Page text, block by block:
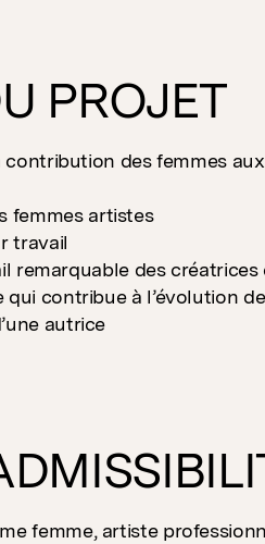
PROJET
des femmes
femmes artistes
travail
remarquable des créatrices
contribue à l’évolution
autrice
femme, artiste